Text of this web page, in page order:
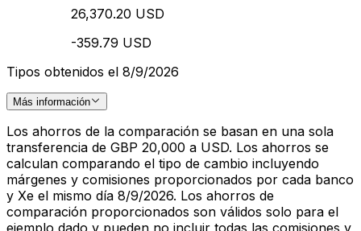
26,370.20 USD
-359.79 USD
Tipos obtenidos el 8/9/2026
Más información
Los ahorros de la comparación se basan en una sola
transferencia de GBP 20,000 a USD. Los ahorros se
calculan comparando el tipo de cambio incluyendo
márgenes y comisiones proporcionados por cada banco
y Xe el mismo día 8/9/2026. Los ahorros de
comparación proporcionados son válidos solo para el